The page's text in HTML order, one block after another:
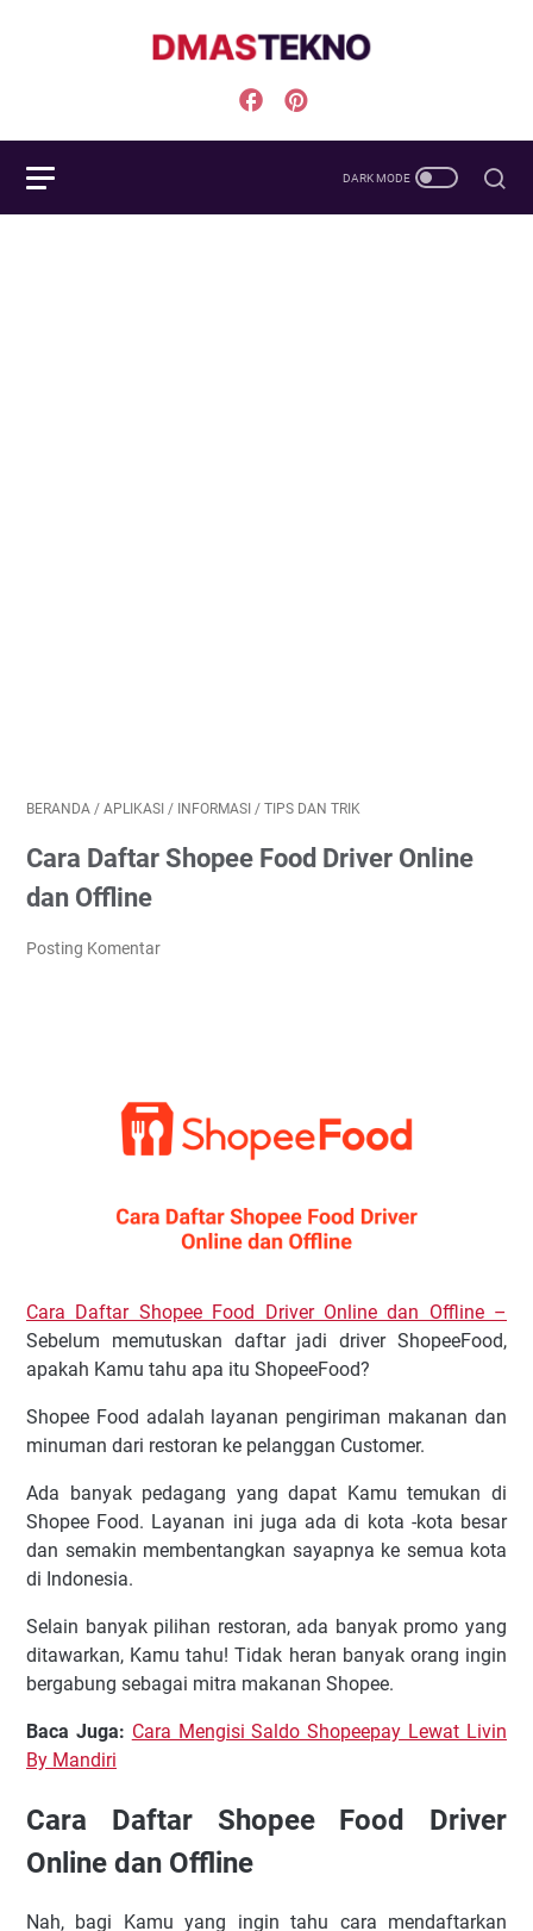
BERANDA / APLIKASI / INFORMASI / TIPS DAN TRIK
Cara Daftar Shopee Food Driver Online
dan Offline
Posting Komentar
Cara Daftar Shopee Food Driver Online dan Offline –
Sebelum memutuskan daftar jadi driver ShopeeFood,
apakah Kamu tahu apa itu ShopeeFood?
Shopee Food adalah layanan pengiriman makanan dan
minuman dari restoran ke pelanggan Customer.
Ada banyak pedagang yang dapat Kamu temukan di
Shopee Food. Layanan ini juga ada di kota -kota besar
dan semakin membentangkan sayapnya ke semua kota
di Indonesia.
Selain banyak pilihan restoran, ada banyak promo yang
ditawarkan, Kamu tahu! Tidak heran banyak orang ingin
bergabung sebagai mitra makanan Shopee.
Baca Juga: Cara Mengisi Saldo Shopeepay Lewat Livin
By Mandiri
Cara Daftar Shopee Food Driver
Online dan Offline
Nah, bagi Kamu yang ingin tahu cara mendaftarkan